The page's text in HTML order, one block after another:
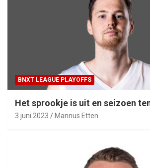
BNXT LEAGUE PLAYOFFS
Het sprookje is uit en seizoen
3 juni 2023 Mannus Etten